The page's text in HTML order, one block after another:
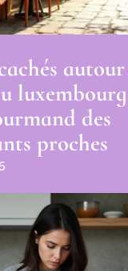
des
proches